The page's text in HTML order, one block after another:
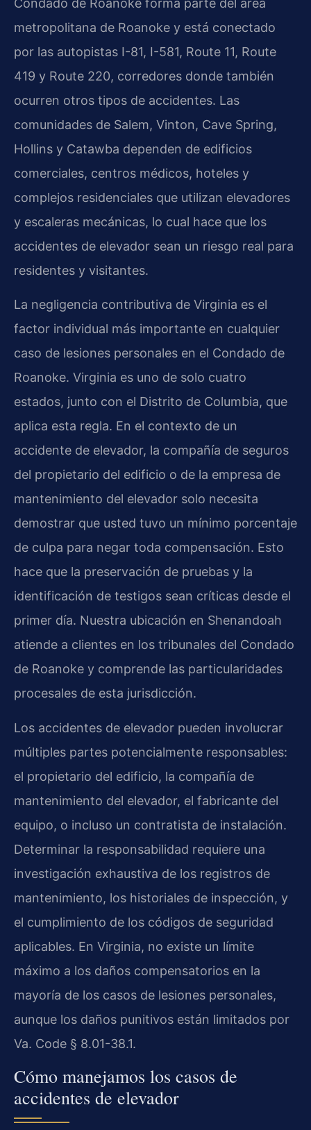
Condado de Roanoke forma parte del área
metropolitana de Roanoke y está conectado
por las autopistas I-81, I-581, Route 11, Route
419 y Route 220, corredores donde también
ocurren otros tipos de accidentes. Las
comunidades de Salem, Vinton, Cave Spring,
Hollins y Catawba dependen de edificios
comerciales, centros médicos, hoteles y
complejos residenciales que utilizan elevadores
y escaleras mecánicas, lo cual hace que los
accidentes de elevador sean un riesgo real para
residentes y visitantes.
La negligencia contributiva de Virginia es el
factor individual más importante en cualquier
caso de lesiones personales en el Condado de
Roanoke. Virginia es uno de solo cuatro
estados, junto con el Distrito de Columbia, que
aplica esta regla. En el contexto de un
accidente de elevador, la compañía de seguros
del propietario del edificio o de la empresa de
mantenimiento del elevador solo necesita
demostrar que usted tuvo un mínimo porcentaje
de culpa para negar toda compensación. Esto
hace que la preservación de pruebas y la
identificación de testigos sean críticas desde el
primer día. Nuestra ubicación en Shenandoah
atiende a clientes en los tribunales del Condado
de Roanoke y comprende las particularidades
procesales de esta jurisdicción.
Los accidentes de elevador pueden involucrar
múltiples partes potencialmente responsables:
el propietario del edificio, la compañía de
mantenimiento del elevador, el fabricante del
equipo, o incluso un contratista de instalación.
Determinar la responsabilidad requiere una
investigación exhaustiva de los registros de
mantenimiento, los historiales de inspección, y
el cumplimiento de los códigos de seguridad
aplicables. En Virginia, no existe un límite
máximo a los daños compensatorios en la
mayoría de los casos de lesiones personales,
aunque los daños punitivos están limitados por
Va. Code § 8.01-38.1.
Cómo manejamos los casos de
accidentes de elevador